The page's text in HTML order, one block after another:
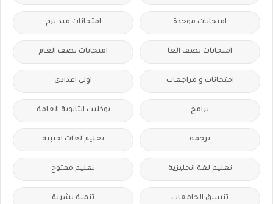
امتحانات موحدة امتحانات ميد ترم
امتحانات نصف العا امتحانات نصف العام
امتحانات و مراجعات اولى اعدادى
برامج بوكليت الثانوية العامة
ترجمة تعليم لغات اجنبية
تعليم لغة انجليزية تعليم مفتوح
تنسيق الجامعات تنمية بشرية